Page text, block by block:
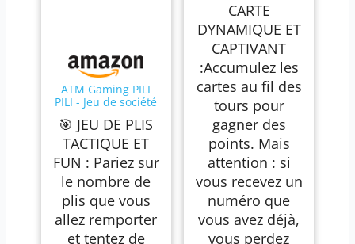
ATM Gaming PILI
PILI - Jeu de société
Prix du Jouet 2025 -
Jeu de Cartes
Tactique et
d’Ambiance - 2 à 8
Joueurs - 20 Min -
Idée Cadeau
Original - Format
Voyage
🎯 JEU DE PLIS
TACTIQUE ET
FUN : Pariez sur
le nombre de
plis que vous
allez remporter
et tentez de
CARTE
DYNAMIQUE ET
CAPTIVANT
:Accumulez les
cartes au fil des
tours pour
gagner des
points. Mais
attention : si
vous recevez un
numéro que
vous avez déjà,
vous perdez